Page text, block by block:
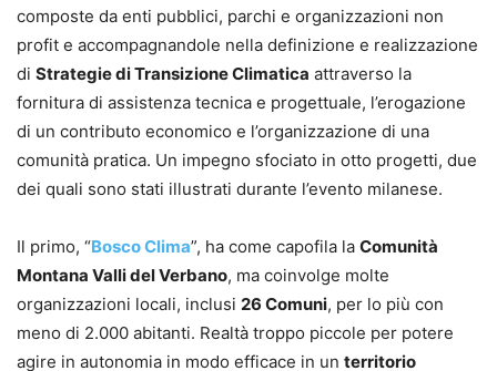
composte da enti pubblici, parchi e organizzazioni non
profit e accompagnandole nella definizione e realizzazione
di Strategie di Transizione Climatica attraverso la
fornitura di assistenza tecnica e progettuale, l’erogazione
di un contributo economico e l’organizzazione di una
comunità pratica. Un impegno sfociato in otto progetti, due
dei quali sono stati illustrati durante l’evento milanese.
Il primo, “Bosco Clima”, ha come capofila la Comunità
Montana Valli del Verbano, ma coinvolge molte
organizzazioni locali, inclusi 26 Comuni, per lo più con
meno di 2.000 abitanti. Realtà troppo piccole per potere
agire in autonomia in modo efficace in un territorio